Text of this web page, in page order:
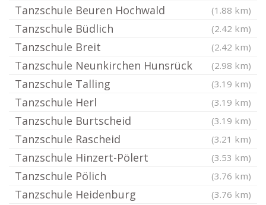
Tanzschule Beuren Hochwald (1.88 km)
Tanzschule Büdlich (2.42 km)
Tanzschule Breit (2.42 km)
Tanzschule Neunkirchen Hunsrück (2.98 km)
Tanzschule Talling (3.19 km)
Tanzschule Herl (3.19 km)
Tanzschule Burtscheid (3.19 km)
Tanzschule Rascheid (3.21 km)
Tanzschule Hinzert-Pölert (3.53 km)
Tanzschule Pölich (3.76 km)
Tanzschule Heidenburg (3.76 km)